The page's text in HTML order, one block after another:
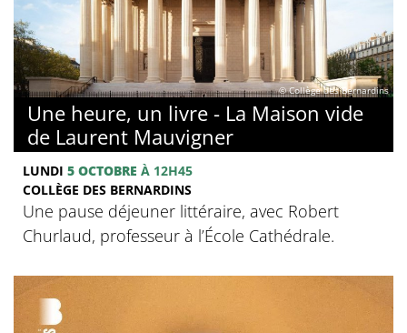
© Collège des Bernardins
Une heure, un livre - La Maison vide
de Laurent Mauvigner
LUNDI 5 OCTOBRE À 12H45
COLLÈGE DES BERNARDINS
Une pause déjeuner littéraire, avec Robert
Churlaud, professeur à l’École Cathédrale.